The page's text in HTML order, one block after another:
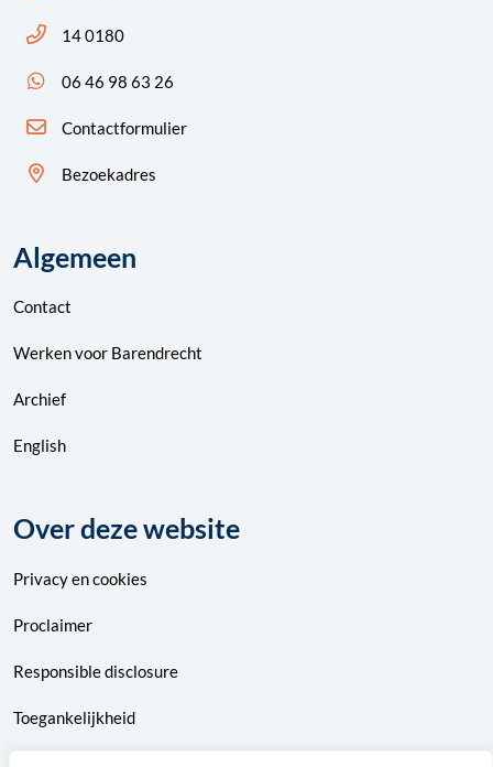
Bel ons: 14 0180
14 0180
App ons: 06 46 98 63 26 (WhatsApp)
06 46 98 63 26
Contactformulier
Bezoekadres
Algemeen
Contact
Werken voor Barendrecht
Archief
English
Over deze website
Privacyencookies
Proclaimer
Responsible disclosure
Toegankelijkheid